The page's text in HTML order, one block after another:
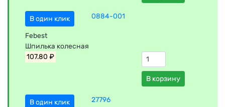
В один клик 0884-001
Febest
Шпилька колесная
107.80 ₽
В корзину
В один клик 27796